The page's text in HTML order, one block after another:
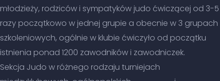
młodzieży, rodziców i sympatyków judo ćwiczącej od 3-5
razy początkowo w jednej grupie a obecnie w 3 grupach
szkoleniowych, ogólnie w klubie ćwiczyło od początku
istnienia ponad 1200 zawodników i zawodniczek.
Sekcja Judo w różnego rodzaju turniejach